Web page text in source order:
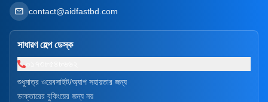
contact@aidfastbd.com
সাধারণ হেল্প ডেস্ক
শুধুমাত্র ওয়েবসাইট/অ্যাপ সহায়তার জন্য
ডাক্তারের বুকিংয়ের জন্য নয়